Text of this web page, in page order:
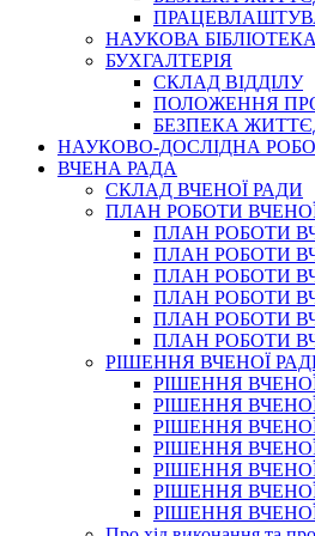
НАУКОВА БІБЛІОТЕКА
БУХГАЛТЕРІЯ
СКЛАД ВІДДІЛУ
ПОЛОЖЕННЯ ПРО
БЕЗПЕКА
НАУКОВО-ДОСЛІДНА
ВЧЕНА РАДА
СКЛАД ВЧЕНОЇ РАДИ
ПЛАН РОБОТИ
ПЛАН РОБОТИ
ПЛАН РОБОТИ
ПЛАН РОБОТИ
ПЛАН РОБОТИ
ПЛАН РОБОТИ
ПЛАН РОБОТИ
РІШЕННЯ ВЧЕНОЇ
РІШЕННЯ ВЧЕНОЇ
РІШЕННЯ ВЧЕНОЇ
РІШЕННЯ ВЧЕНОЇ
РІШЕННЯ ВЧЕНОЇ
РІШЕННЯ ВЧЕНОЇ
РІШЕННЯ ВЧЕНОЇ
РІШЕННЯ ВЧЕНОЇ